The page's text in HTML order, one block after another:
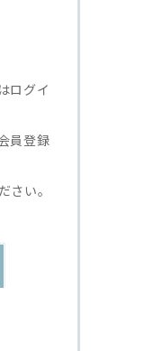
ログイ
員登録
さい。